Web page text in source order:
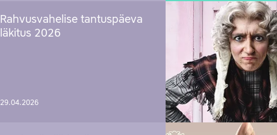
Rahvusvahelise tantuspäeva
läkitus 2026
29.04.2026